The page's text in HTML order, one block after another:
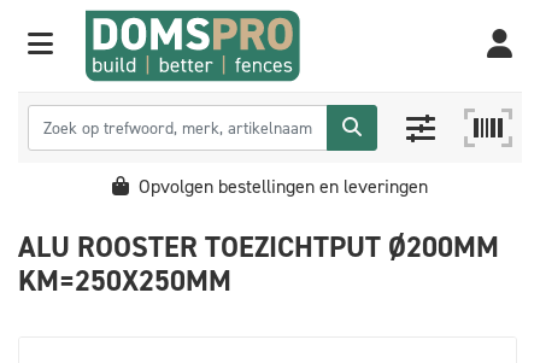
Opvolgen bestellingen en leveringen
ALU ROOSTER TOEZICHTPUT Ø200MM
KM=250X250MM